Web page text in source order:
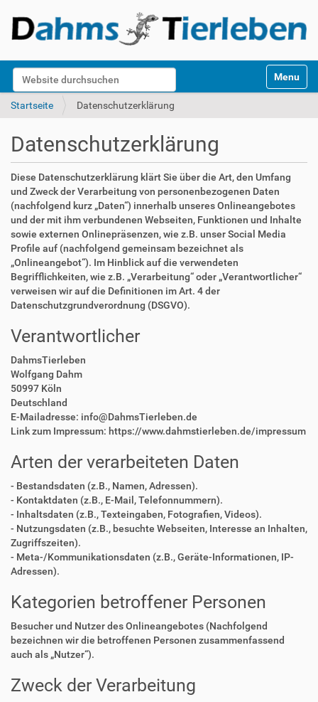
Website durchsuchen
k
Toggle
Startseite Datenschutzerklärung
Datenschutzerklärung
Diese Datenschutzerklärung klärt Sie über die Art, den Umfang
und Zweck der Verarbeitung von personenbezogenen Daten
(nachfolgend kurz „Daten“) innerhalb unseres Onlineangebotes
und der mit ihm verbundenen Webseiten, Funktionen und Inhalte
sowie externen Onlinepräsenzen, wie z.B. unser Social Media
Profile auf (nachfolgend gemeinsam bezeichnet als
„Onlineangebot“). Im Hinblick auf die verwendeten
Begrifflichkeiten, wie z.B. „Verarbeitung“ oder „Verantwortlicher“
verweisen wir auf die Definitionen im Art. 4 der
Datenschutzgrundverordnung (DSGVO).
Verantwortlicher
DahmsTierleben
Wolfgang Dahm
50997 Köln
Deutschland
E-Mailadresse: info@DahmsTierleben.de
Link zum Impressum: https://www.dahmstierleben.de/impressum
Arten der verarbeiteten Daten
- Bestandsdaten (z.B., Namen, Adressen).
- Kontaktdaten (z.B., E-Mail, Telefonnummern).
- Inhaltsdaten (z.B., Texteingaben, Fotografien, Videos).
- Nutzungsdaten (z.B., besuchte Webseiten, Interesse an Inhalten,
Zugriffszeiten).
- Meta-/Kommunikationsdaten (z.B., Geräte-Informationen, IP-
Adressen).
Kategorien betroffener Personen
Besucher und Nutzer des Onlineangebotes (Nachfolgend
bezeichnen wir die betroffenen Personen zusammenfassend
auch als „Nutzer“).
Zweck der Verarbeitung